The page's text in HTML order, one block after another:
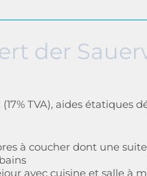
der
(17% TVA), aides étatiques
à coucher dont une
avec cuisine et salle à